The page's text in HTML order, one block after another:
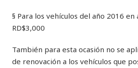
§ Para los vehículos del año 2016 en
RD$3,000
También para esta ocasión no se
de renovación a los vehículos que